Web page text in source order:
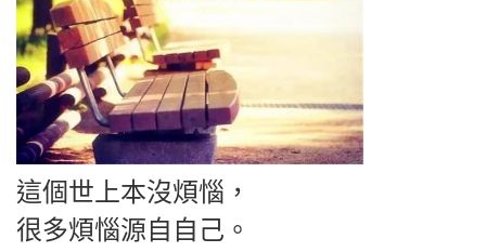
這個世上本沒煩惱，
很多煩惱源自自己。